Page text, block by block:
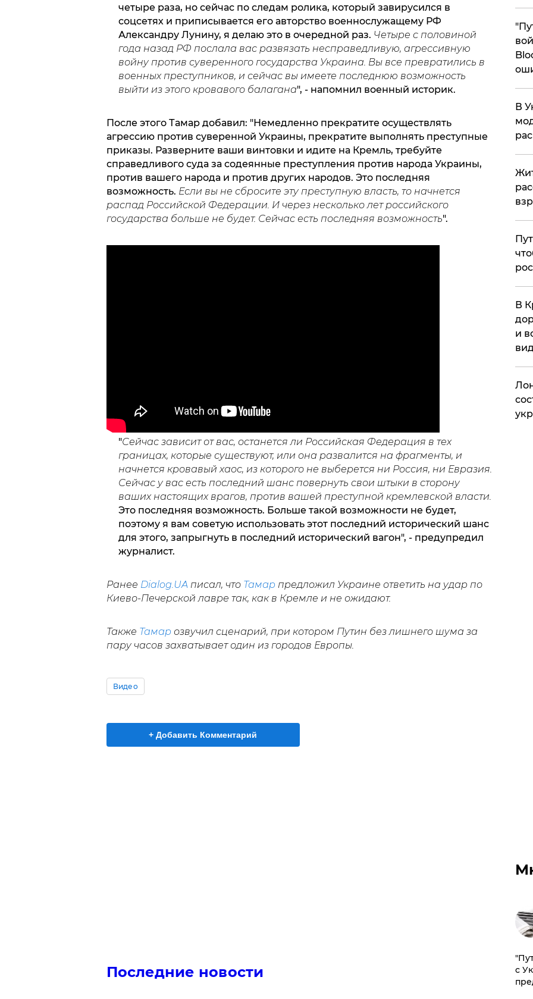
четыре раза, но сейчас по следам ролика, который завирусился в
соцсетях и приписывается его авторство военнослужащему РФ
Александру Лунину, я делаю это в очередной раз. Четыре с половиной
года назад РФ послала вас развязать несправедливую, агрессивную
войну против суверенного государства Украина. Вы все превратились в
военных преступников, и сейчас вы имеете последнюю возможность
выйти из этого кровавого балагана", - напомнил военный историк.
После этого Тамар добавил: "Немедленно прекратите осуществлять
агрессию против суверенной Украины, прекратите выполнять преступные
приказы. Разверните ваши винтовки и идите на Кремль, требуйте
справедливого суда за содеянные преступления против народа Украины,
против вашего народа и против других народов. Это последняя
возможность. Если вы не сбросите эту преступную власть, то начнется
распад Российской Федерации. И через несколько лет российского
государства больше не будет. Сейчас есть последняя возможность".
"Сейчас зависит от вас, останется ли Российская Федерация в тех
границах, которые существуют, или она развалится на фрагменты, и
начнется кровавый хаос, из которого не выберется ни Россия, ни Евразия.
Сейчас у вас есть последний шанс повернуть свои штыки в сторону
ваших настоящих врагов, против вашей преступной кремлевской власти.
Это последняя возможность. Больше такой возможности не будет,
поэтому я вам советую использовать этот последний исторический шанс
для этого, запрыгнуть в последний исторический вагон", - предупредил
журналист.
Ранее Dialog.UA писал, что Тамар предложил Украине ответить на удар по
Киево-Печерской лавре так, как в Кремле и не ожидают.
Также Тамар озвучил сценарий, при котором Путин без лишнего шума за
пару часов захватывает один из городов Европы.
Видео
+ Добавить Комментарий
Последние новости
В
В
и
с